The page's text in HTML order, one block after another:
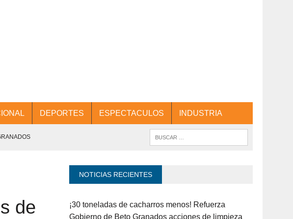
DEPORTES ESPECTACULOS INDUSTRIA
de
NOTICIAS RECIENTES
¡30 toneladas de cacharros menos! Refuerza
Gobierno de Beto Granados acciones de limpieza